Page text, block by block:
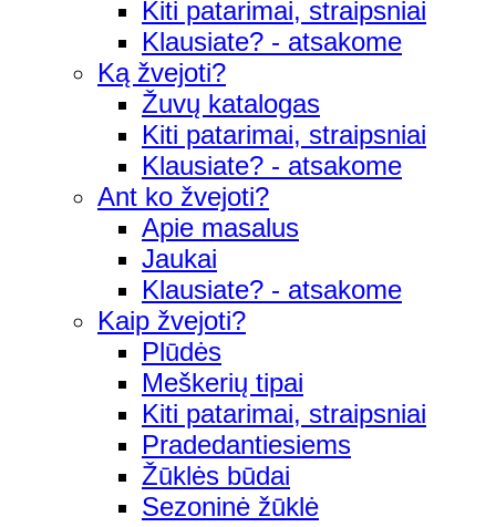
Kiti patarimai, straipsniai
Klausiate? - atsakome
Ką žvejoti?
Žuvų katalogas
Kiti patarimai, straipsniai
Klausiate? - atsakome
Ant ko žvejoti?
Apie masalus
Jaukai
Klausiate? - atsakome
Kaip žvejoti?
Plūdės
Meškerių tipai
Kiti patarimai, straipsniai
Pradedantiesiems
Žūklės būdai
Sezoninė žūklė